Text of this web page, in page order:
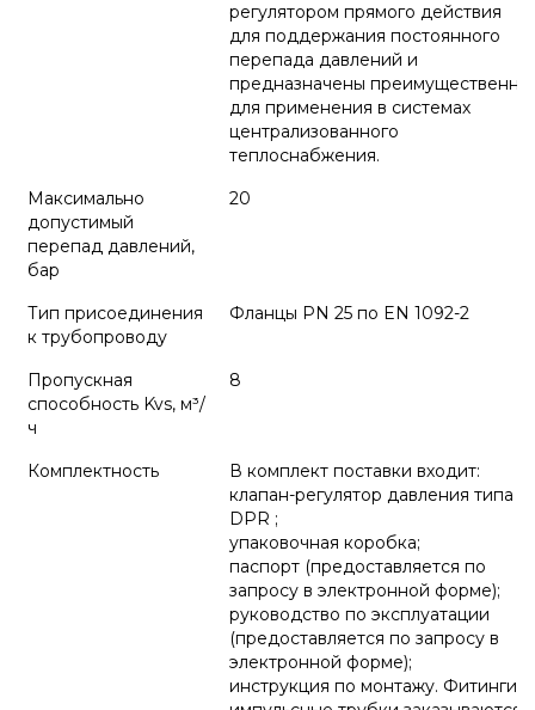
регулятором прямого действия
для поддержания постоянного
перепада давлений и
предназначены преимущественно
для применения в системах
централизованного
теплоснабжения.
Максимально
допустимый
перепад давлений,
бар
20
Тип присоединения
к трубопроводу
Фланцы РN 25 по EN 1092-2
Пропускная
способность Kvs, м³/
ч
8
Комплектность
В комплект поставки входит:
клапан-регулятор давления типа
DPR ;
упаковочная коробка;
паспорт (предоставляется по
запросу в электронной форме);
руководство по эксплуатации
(предоставляется по запросу в
электронной форме);
инструкция по монтажу. Фитинги и